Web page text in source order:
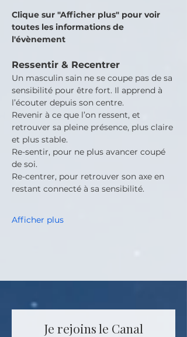
Clique sur "Afficher plus" pour voir
toutes les informations de
l'évènement
Ressentir & Recentrer
Un masculin sain ne se coupe pas de sa
sensibilité pour être fort. Il apprend à
l’écouter depuis son centre.
Revenir à ce que l’on ressent, et
retrouver sa pleine présence, plus claire
et plus stable.
Re-sentir, pour ne plus avancer coupé
de soi.
Re-centrer, pour retrouver son axe en
restant connecté à sa sensibilité.
Afficher plus
Je rejoins le Canal